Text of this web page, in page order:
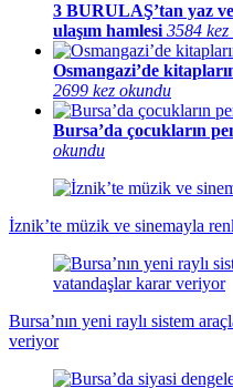
3 BURULAŞ’tan yaz
ulaşım hamlesi 3584
Osmangazi’de
2699 kez okundu
Bursa’da çocukların
okundu
İznik’te müzik ve sinemayla
Bursa’nın yeni raylı sistem
veriyor